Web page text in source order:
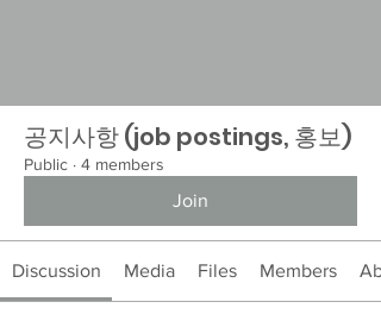
공지사항 (job postings, 홍보)
Public · 4 members
Join
Discussion Media Files Members